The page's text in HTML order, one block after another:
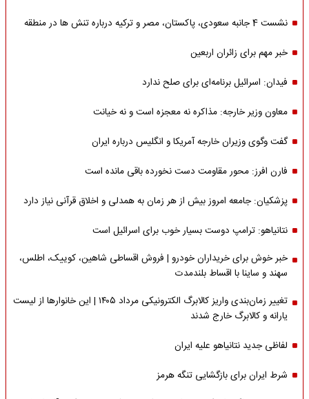
نشست 4 جانبه سعودی، پاکستان، مصر و ترکیه درباره تنش ها در منطقه
خبر مهم برای زائران اربعین
فیدان: اسرائیل برنامه‌ای برای صلح ندارد
معاون وزیر خارجه: مذاکره نه معجزه است و نه خیانت
گفت وگوی وزیران خارجه آمریکا و انگلیس درباره ایران
فارن افرز: محور مقاومت دست نخورده باقی مانده است
پزشکیان: جامعه امروز بیش از هر زمان به همدلی و اخلاق قرآنی نیاز دارد
نتانیاهو: ترامپ دوست بسیار خوب برای اسرائیل است
خبر خوش برای خریداران خودرو | فروش اقساطی شاهین، کوییک، اطلس،
سهند و ساینا با اقساط بلندمدت
تغییر زمان‌بندی واریز کالابرگ الکترونیکی مرداد ۱۴۰۵ | این خانوارها از لیست
یارانه و کالابرگ خارج شدند
لفاظی جدید نتانیاهو علیه ایران
شرط ایران برای بازگشایی تنگه هرمز